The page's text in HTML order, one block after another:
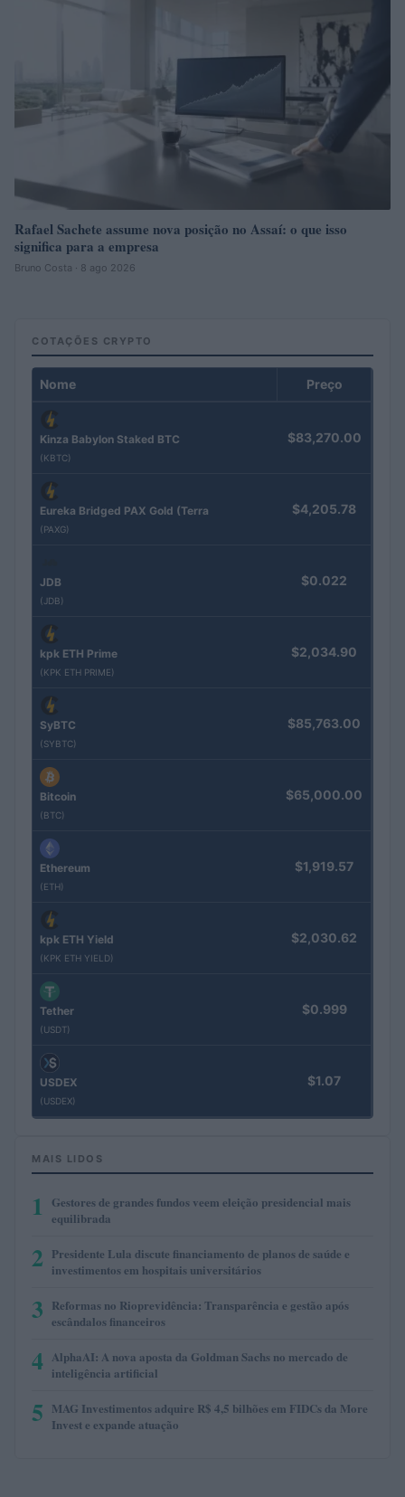
Rafael Sachete assume nova posição no Assaí: o que isso
significa para a empresa
Bruno Costa · 8 ago 2026
COTAÇÕES CRYPTO
Nome Preço
Kinza Babylon Staked BTC
(KBTC)
$83,270.00
Eureka Bridged PAX Gold (Terra
(PAXG)
$4,205.78
JDB
(JDB)
$0.022
kpk ETH Prime
(KPK ETH PRIME)
$2,034.90
SyBTC
(SYBTC)
$85,763.00
Bitcoin
(BTC)
$65,000.00
Ethereum
(ETH)
$1,919.57
kpk ETH Yield
(KPK ETH YIELD)
$2,030.62
Tether
(USDT)
$0.999
USDEX
(USDEX)
$1.07
MAIS LIDOS
1
Gestores de grandes fundos veem eleição presidencial mais
equilibrada
2 Presidente Lula discute financiamento de planos de saúde e
investimentos em hospitais universitários
3 Reformas no Rioprevidência: Transparência e gestão após
escândalos financeiros
4 AlphaAI: A nova aposta da Goldman Sachs no mercado de
inteligência artificial
5 MAG Investimentos adquire R$ 4,5 bilhões em FIDCs da More
Invest e expande atuação